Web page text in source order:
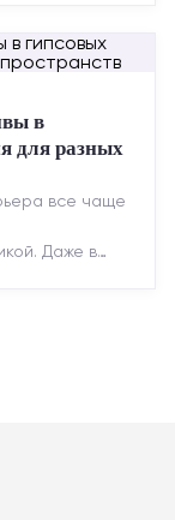
в
для разных
все чаще
Даже в